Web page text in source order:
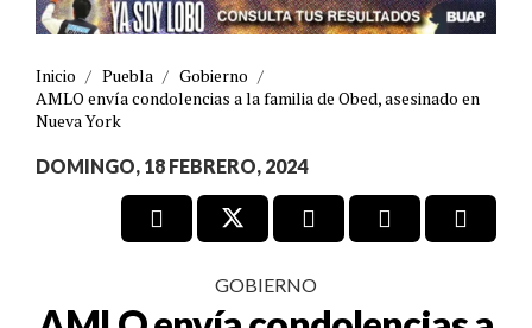
Inicio / Puebla / Gobierno /
AMLO envía condolencias a la familia de Obed, asesinado en
Nueva York
DOMINGO, 18 FEBRERO, 2024
GOBIERNO